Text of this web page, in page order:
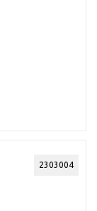
2303004